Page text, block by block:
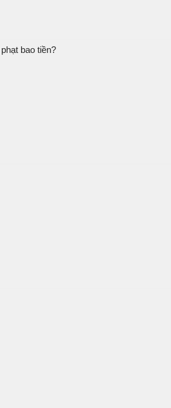
bao tiền?